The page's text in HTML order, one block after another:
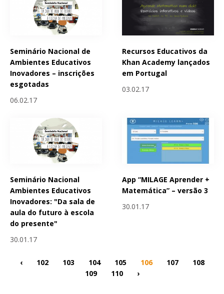
Seminário Nacional de
Ambientes Educativos
Inovadores – inscrições
esgotadas
06.02.17
Recursos Educativos da
Khan Academy lançados
em Portugal
03.02.17
Seminário Nacional
Ambientes Educativos
Inovadores: "Da sala de
aula do futuro à escola
do presente"
30.01.17
App “MILAGE Aprender +
Matemática” – versão 3
30.01.17
‹ 102 103 104 105 106 107
108
109
110 ›